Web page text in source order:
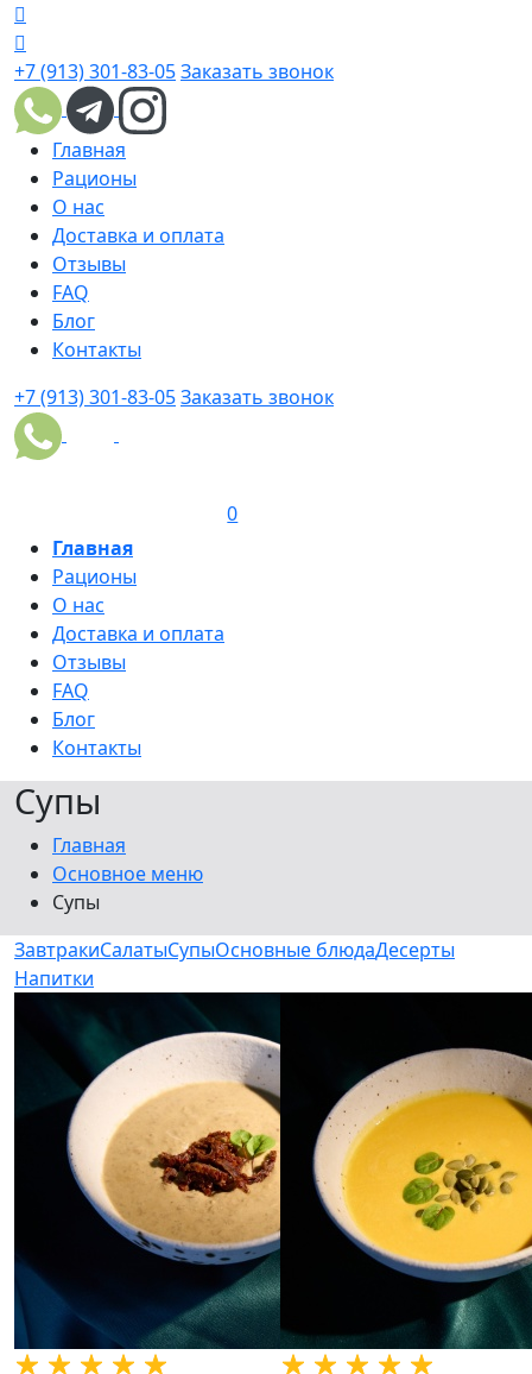
+7 (913) 301-83-05Заказать звонок
Главная
Рационы
О нас
Доставка и оплата
Отзывы
FAQ
Блог
Контакты
+7 (913) 301-83-05Заказать звонок
0
Главная
Рационы
О нас
Доставка и оплата
Отзывы
FAQ
Блог
Контакты
Супы
Главная
Основное меню
Супы
ЗавтракиСалатыСупыОсновные блюдаДесерты
Напитки